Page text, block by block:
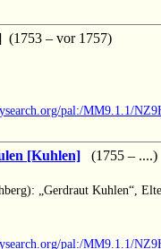
(1753 – vor 1757)
pal:/MM9.1.1/
[Kuhlen] (1755 – ....)
„Gerdraut Kuhlen“,
pal:/MM9.1.1/